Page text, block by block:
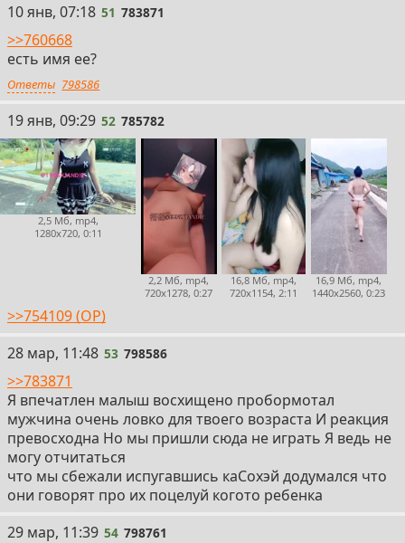
51
10 янв, 07:18 51 783871
>>760668
есть имя ее?
Ответы 798586
52
19 янв, 09:29 52 785782
2,5 Мб, mp4,
1280x720, 0:11
2,2 Мб, mp4,
720x1278, 0:27
16,8 Мб, mp4,
720x1154, 2:11
16,9 Мб, mp4,
1440x2560, 0:23
>>754109 (OP)
53
28 мар, 11:48 53 798586
>>783871
Я впечатлен малыш восхищено пробормотал
мужчина очень ловко для твоего возраста И реакция
превосходна Но мы пришли сюда не играть Я ведь не
могу отчитаться
что мы сбежали испугавшись каСохэй додумался что
они говорят про их поцелуй когото ребенка
54
29 мар, 11:39 54 798761